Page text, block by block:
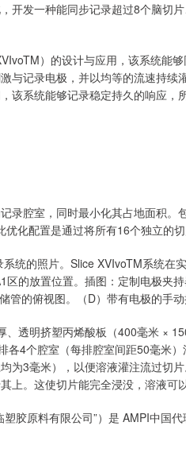
开发一种能同步记录超过8个脑切
）的设计与应用，该系统能
与记录电极，并以均等的流速持
该系统能够记录稳定持久的响应，
录腔室，同时最小化其占地面积。
化配置是通过将所有16个独立的
统的照片。Slice XVIvoTM系统在
区的放置位置。插图：定制电极夹
的俯视图。（D）带有电极的手动
透明挤塑丙烯酸板（400毫米 ×
各4个腔室（每排腔室间距50毫米
为3毫米），以便溶液灌注流过切
上。这使切片能完全浸没，溶液可
胶原料有限公司”）是 AMPI中国